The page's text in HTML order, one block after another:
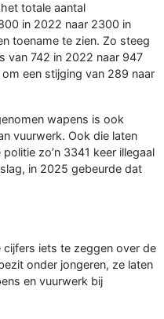
totale aantal
in 2022 naar 2300 in
toename te zien. Zo steeg
van 742 in 2022 naar 947
een stijging van 289 naar
wapens is ook
vuurwerk. Ook die laten
zo’n 3341 keer illegaal
in 2025 gebeurde dat
iets te zeggen over de
onder jongeren, ze laten
en vuurwerk bij